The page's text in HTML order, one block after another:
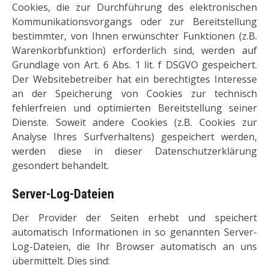
Cookies, die zur Durchführung des elektronischen
Kommunikationsvorgangs oder zur Bereitstellung
bestimmter, von Ihnen erwünschter Funktionen (z.B.
Warenkorbfunktion) erforderlich sind, werden auf
Grundlage von Art. 6 Abs. 1 lit. f DSGVO gespeichert.
Der Websitebetreiber hat ein berechtigtes Interesse
an der Speicherung von Cookies zur technisch
fehlerfreien und optimierten Bereitstellung seiner
Dienste. Soweit andere Cookies (z.B. Cookies zur
Analyse Ihres Surfverhaltens) gespeichert werden,
werden diese in dieser Datenschutzerklärung
gesondert behandelt.
Server-Log-Dateien
Der Provider der Seiten erhebt und speichert
automatisch Informationen in so genannten Server-
Log-Dateien, die Ihr Browser automatisch an uns
übermittelt. Dies sind: